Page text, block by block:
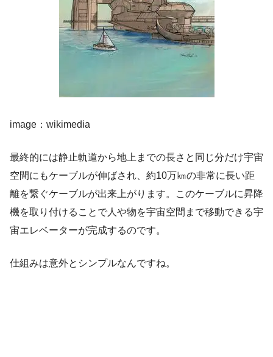
image：wikimedia
最終的には静止軌道から地上までの長さと同じ分だけ宇宙
空間にもケーブルが伸ばされ、約10万㎞の非常に長い距
離を繋ぐケーブルが出来上がります。このケーブルに昇降
機を取り付けることで人や物を宇宙空間まで移動できる宇
宙エレベーターが完成するのです。
仕組みは意外とシンプルなんですね。